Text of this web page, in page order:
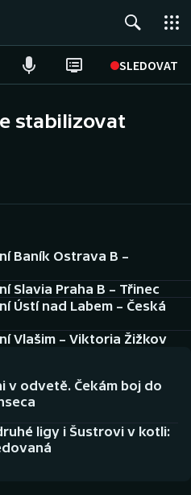
SLEDOVAT
stabilizovat
Baník Ostrava B –
Slavia Praha B – Třinec
Ústí nad Labem – Česká
Vlašim – Viktoria Žižkov
v odvetě. Čekám boj do
ligy i Šustrovi v kotli: